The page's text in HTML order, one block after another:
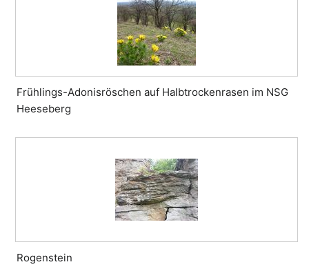
Frühlings-Adonisröschen auf Halbtrockenrasen im NSG
Heeseberg
Rogenstein